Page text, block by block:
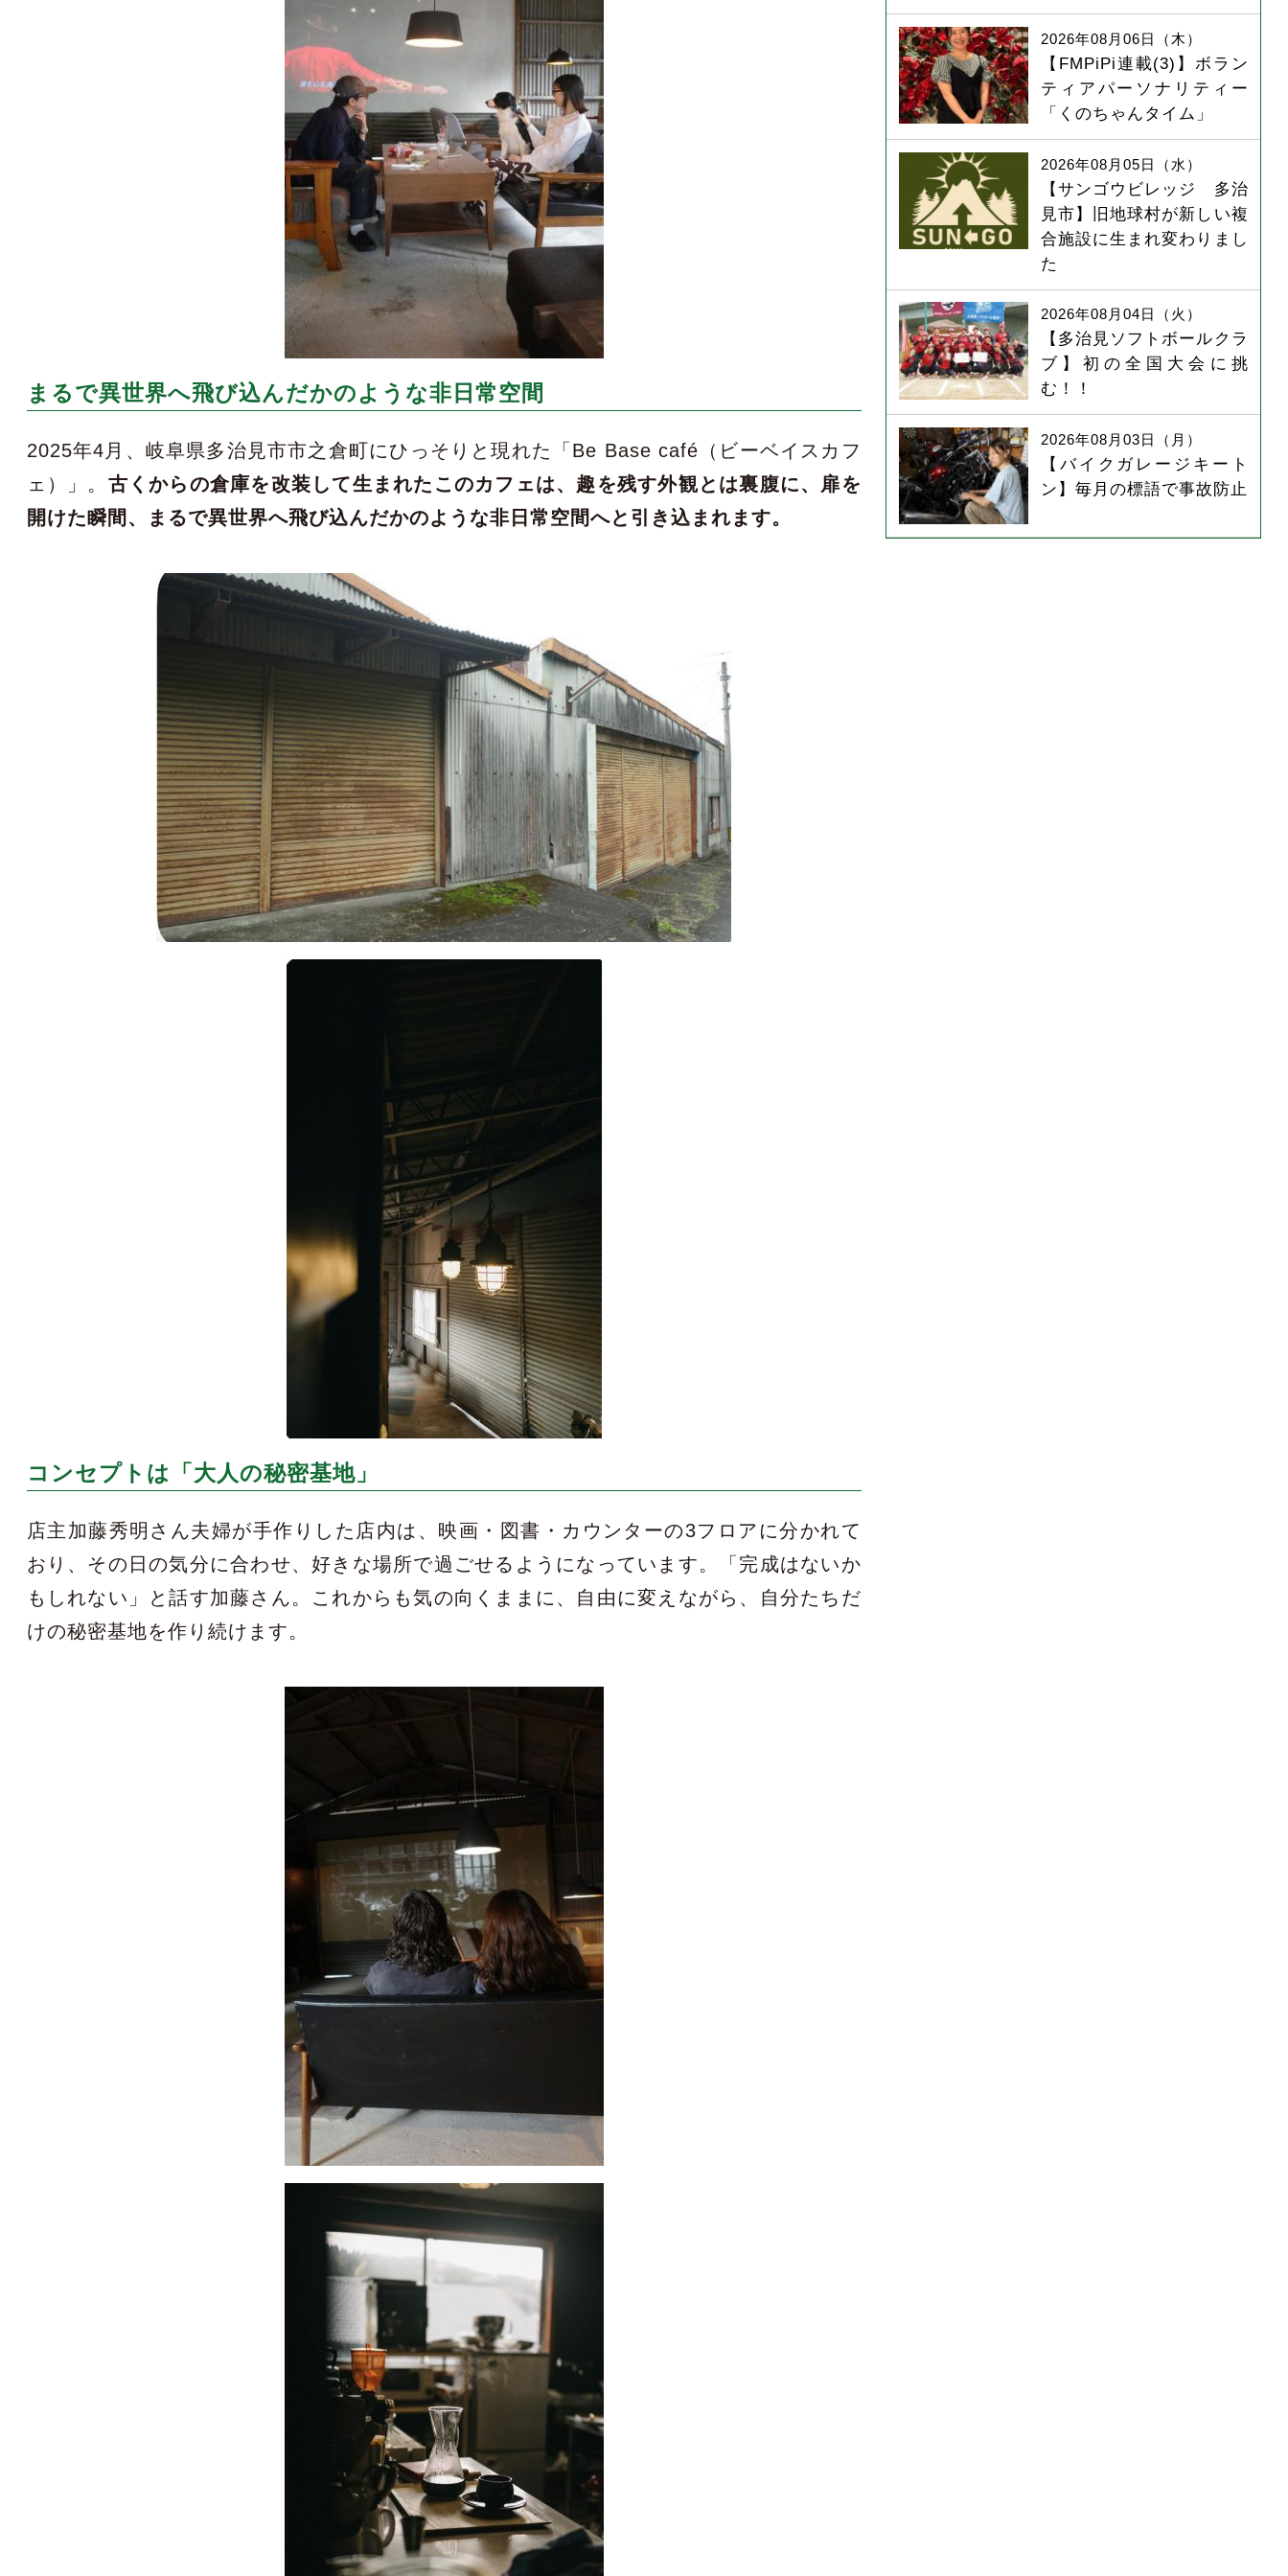
まるで異世界へ飛び込んだかのような非日常空間
2025年4月、岐阜県多治見市市之倉町にひっそりと現れた「Be Base café（ビーベイスカフ
ェ）」。 古くからの倉庫を改装して生まれたこのカフェは、趣を残す外観とは裏腹に、扉を
開けた瞬間、まるで異世界へ飛び込んだかのような非日常空間へと引き込まれます。
コンセプトは「大人の秘密基地」
店主加藤秀明さん夫婦が手作りした店内は、映画・図書・カウンターの3フロアに分かれて
おり、その日の気分に合わせ、好きな場所で過ごせるようになっています。「完成はないか
もしれない」と話す加藤さん。これからも気の向くままに、自由に変えながら、自分たちだ
けの秘密基地を作り続けます。
【FMPiPi連載(3)】ボラン
ティアパーソナリティー
「くのちゃんタイム」
2026年08月06日（木）
【サンゴウビレッジ 多治
見市】旧地球村が新しい複
合施設に生まれ変わりまし
た
2026年08月05日（水）
【多治見ソフトボールクラ
ブ】初の全国大会に挑
む！！
2026年08月04日（火）
【バイクガレージキート
ン】毎月の標語で事故防止
2026年08月03日（月）